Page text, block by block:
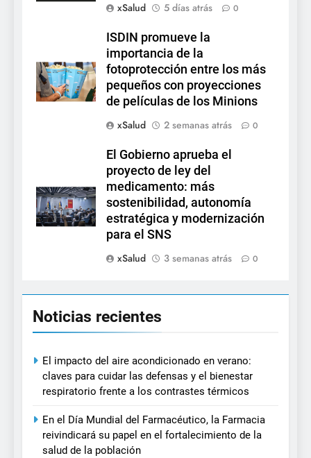
xSalud
5 días atrás 0
ISDIN promueve la
importancia de la
fotoprotección entre los más
pequeños con proyecciones
de películas de los Minions
xSalud
2 semanas atrás 0
El Gobierno aprueba el
proyecto de ley del
medicamento: más
sostenibilidad, autonomía
estratégica y modernización
para el SNS
xSalud
3 semanas atrás 0
Noticias recientes
El impacto del aire acondicionado en verano:
claves para cuidar las defensas y el bienestar
respiratorio frente a los contrastes térmicos
En el Día Mundial del Farmacéutico, la Farmacia
reivindicará su papel en el fortalecimiento de la
salud de la población